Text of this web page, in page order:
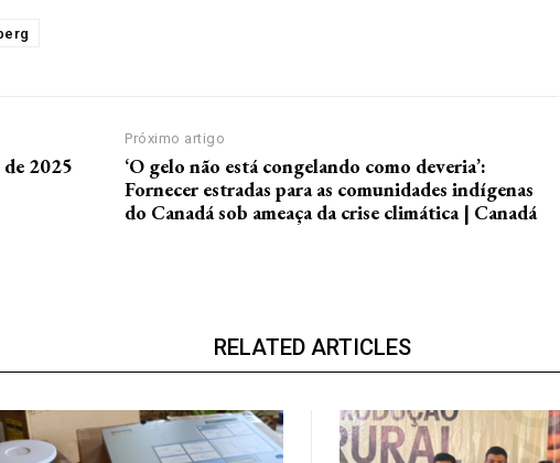
2025
Próximo artigo
‘O gelo não está congelando como deveria’:
Fornecer estradas para as comunidades indígenas
do Canadá sob ameaça da crise climática | Canadá
RELATED ARTICLES